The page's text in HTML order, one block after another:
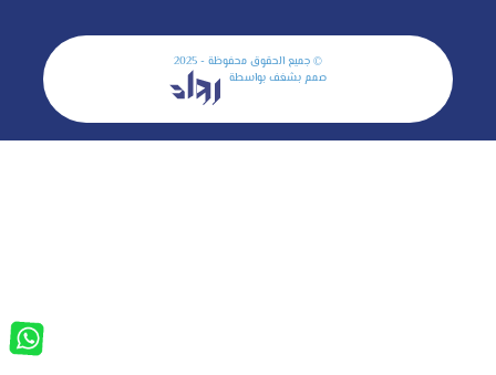
© جميع الحقوق محفوظة - 2025
صمم بشغف بواسطة